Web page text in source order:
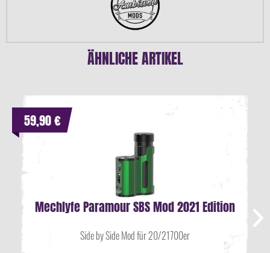
ÄHNLICHE ARTIKEL
Mechlyfe Paramour SBS Mod 2021 Edition
Side by Side Mod für 20/21700er
59,90 €